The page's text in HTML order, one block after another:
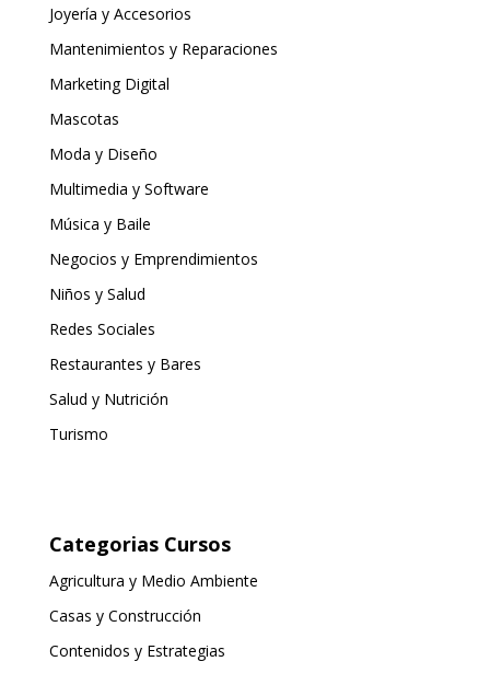
Joyería y Accesorios
Mantenimientos y Reparaciones
Marketing Digital
Mascotas
Moda y Diseño
Multimedia y Software
Música y Baile
Negocios y Emprendimientos
Niños y Salud
Redes Sociales
Restaurantes y Bares
Salud y Nutrición
Turismo
Categorias Cursos
Agricultura y Medio Ambiente
Casas y Construcción
Contenidos y Estrategias